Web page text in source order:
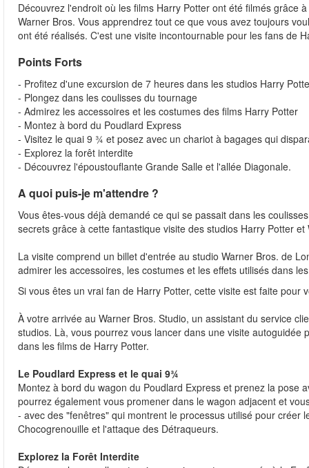
Découvrez l'endroit où les films Harry Potter ont été filmés grâce
Warner Bros. Vous apprendrez tout ce que vous avez toujours
ont été réalisés. C'est une visite incontournable pour les fans de
Points Forts
- Profitez d'une excursion de 7 heures dans les studios Harry
- Plongez dans les coulisses du tournage
- Admirez les accessoires et les costumes des films Harry Potter
- Montez à bord du Poudlard Express
- Visitez le quai 9 ¾ et posez avec un chariot à bagages qui
- Explorez la forêt interdite
- Découvrez l'époustouflante Grande Salle et l'allée Diagonale.
A quoi puis-je m'attendre ?
Vous êtes-vous déjà demandé ce qui se passait dans les
secrets grâce à cette fantastique visite des studios Harry Potter
La visite comprend un billet d'entrée au studio Warner Bros. de
admirer les accessoires, les costumes et les effets utilisés dans
Si vous êtes un vrai fan de Harry Potter, cette visite est faite pour
À votre arrivée au Warner Bros. Studio, un assistant du service
studios. Là, vous pourrez vous lancer dans une visite
dans les films de Harry Potter.
Le Poudlard Express et le quai 9¾
Montez à bord du wagon du Poudlard Express et prenez la pose
pourrez également vous promener dans le wagon adjacent et
- avec des "fenêtres" qui montrent le processus utilisé pour
Chocogrenouille et l'attaque des Détraqueurs.
Explorez la Forêt Interdite